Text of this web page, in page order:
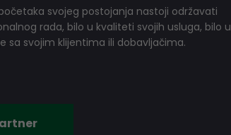
svojeg postojanja nastoji održavati
rada, bilo u kvaliteti svojih usluga, bilo u
sa svojim klijentima ili dobavljačima.